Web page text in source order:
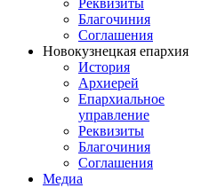
Реквизиты
Благочиния
Соглашения
Новокузнецкая епархия
История
Архиерей
Епархиальное
управление
Реквизиты
Благочиния
Соглашения
Медиа